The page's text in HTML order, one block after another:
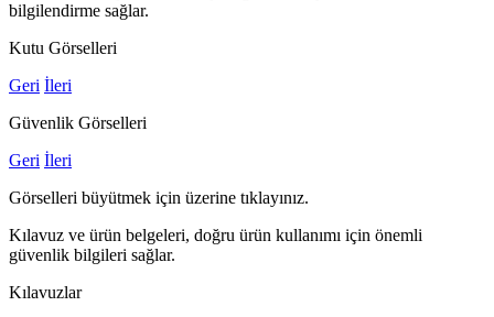
bilgilendirme sağlar.
Kutu Görselleri
Geri İleri
Güvenlik Görselleri
Geri İleri
Görselleri büyütmek için üzerine tıklayınız.
Kılavuz ve ürün belgeleri, doğru ürün kullanımı için önemli
güvenlik bilgileri sağlar.
Kılavuzlar